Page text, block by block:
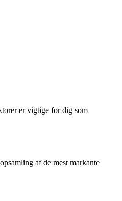
er vigtige for dig som
af de mest markante